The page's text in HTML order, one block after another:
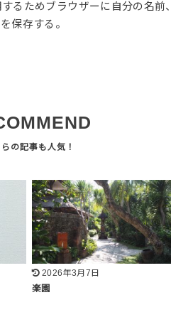
るためブラウザーに自分の名前、
保存する。
2026年3月7日
楽園